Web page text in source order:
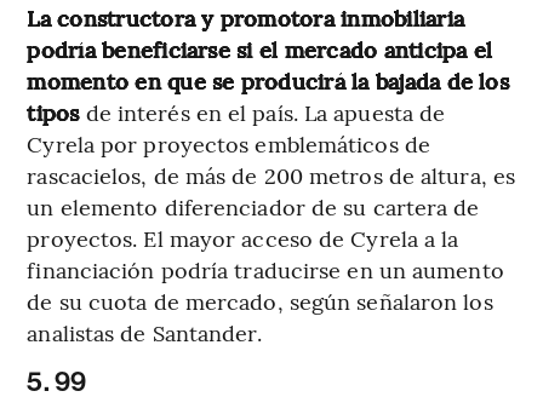
La constructora y promotora inmobiliaria
podría beneficiarse si el mercado anticipa el
momento en que se producirá la bajada de los
tiposde interés en el país. La apuesta de
Cyrela por proyectos emblemáticos de
rascacielos, de más de 200 metros de altura, es
un elemento diferenciador de su cartera de
proyectos. El mayor acceso de Cyrela a la
financiación podría traducirse en un aumento
de su cuota de mercado, según señalaron los
analistas de Santander.
5. 99